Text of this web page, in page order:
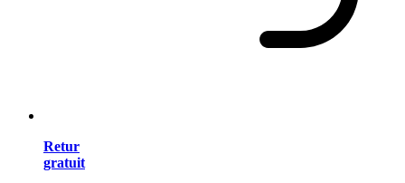
Retur
gratuit